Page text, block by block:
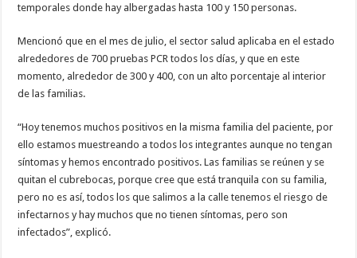
temporales donde hay albergadas hasta 100 y 150 personas.
Mencionó que en el mes de julio, el sector salud aplicaba en el estado
alrededores de 700 pruebas PCR todos los días, y que en este
momento, alrededor de 300 y 400, con un alto porcentaje al interior
de las familias.
“Hoy tenemos muchos positivos en la misma familia del paciente, por
ello estamos muestreando a todos los integrantes aunque no tengan
síntomas y hemos encontrado positivos. Las familias se reúnen y se
quitan el cubrebocas, porque cree que está tranquila con su familia,
pero no es así, todos los que salimos a la calle tenemos el riesgo de
infectarnos y hay muchos que no tienen síntomas, pero son
infectados”, explicó.